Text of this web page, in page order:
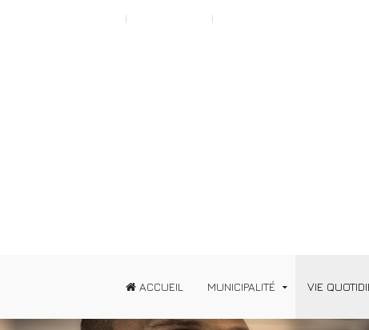
ACCUEIL MUNICIPALITÉ VIE